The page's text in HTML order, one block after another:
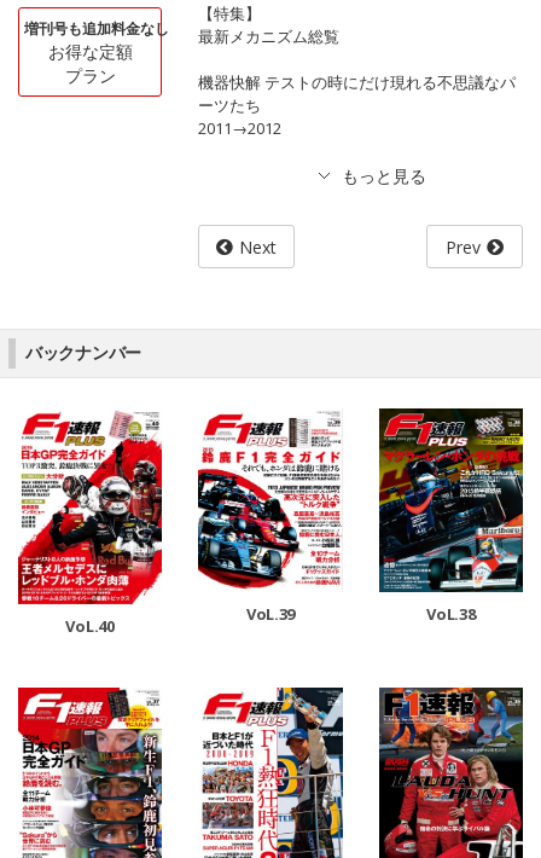
増刊号も追加料金なし
お得な定額
プラン
【特集】
最新メカニズム総覧
機器快解 テストの時にだけ現れる不思議なパ
ーツたち
2011→2012
Next Prev
バックナンバー
VoL.40
VoL.39 VoL.38